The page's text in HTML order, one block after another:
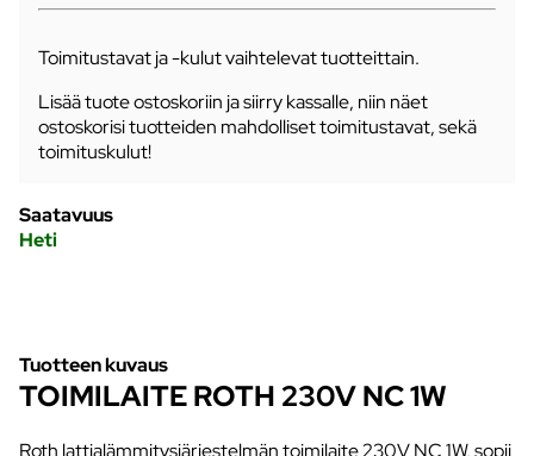
Toimitustavat ja -kulut vaihtelevat tuotteittain.
Lisää tuote ostoskoriin ja siirry kassalle, niin näet
ostoskorisi tuotteiden mahdolliset toimitustavat, sekä
toimituskulut!
Saatavuus
Heti
Tuotteen kuvaus
TOIMILAITE ROTH 230V NC 1W
Roth lattialämmitysjärjestelmän toimilaite 230V NC 1W, sopii